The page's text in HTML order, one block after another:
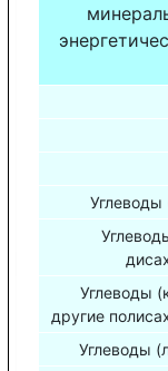
Углеводы
Углеводы
другие
Углеводы